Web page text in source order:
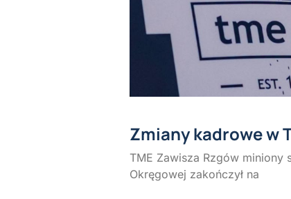
Zmiany kadrowe w
TME Zawisza Rzgów miniony
Okręgowej zakończył na